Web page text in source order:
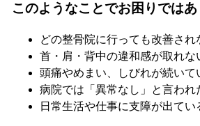
このようなことでお困りではあ
どの整骨院に行っても改善され
首・肩・背中の違和感が取れな
頭痛やめまい、しびれが続いて
病院では「異常なし」と言われ
日常生活や仕事に支障が出てい